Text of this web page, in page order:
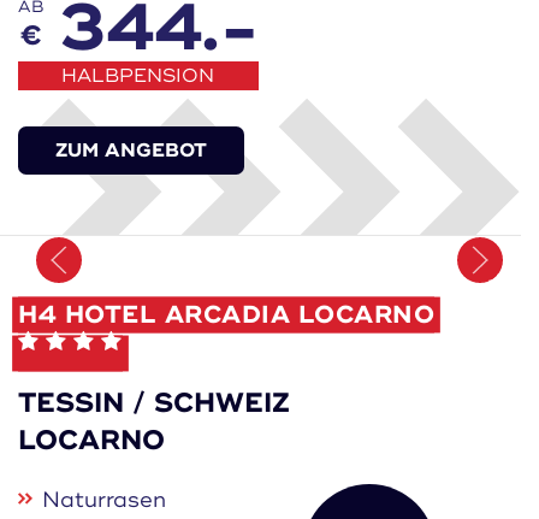
AB
€ 344.-
HALBPENSION
ZUM ANGEBOT
Merken
H4 HOTEL ARCADIA LOCARNO
TESSIN / SCHWEIZ
LOCARNO
Naturrasen